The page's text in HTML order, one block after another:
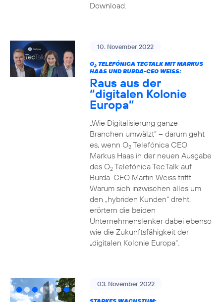
Download.
10. November 2022
O2TELEFÓNICA TECTALK MIT MARKUS
HAAS UND BURDA-CEO WEISS:
Raus aus der
“digitalen Kolonie
Europa”
„Wie Digitalisierung ganze
Branchen umwälzt“ – darum geht
es, wenn O2Telefónica CEO
Markus Haas in der neuen Ausgabe
des O2Telefónica TecTalk auf
Burda-CEO Martin Weiss trifft.
Warum sich inzwischen alles um
den „hybriden Kunden“ dreht,
erörtern die beiden
Unternehmenslenker dabei ebenso
wie die Zukunftsfähigkeit der
„digitalen Kolonie Europa“.
03. November 2022